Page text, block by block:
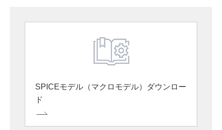
SPICEモデル（マクロモデル）ダウンロー
ド